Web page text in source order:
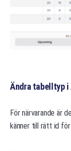
Ändra tabelltyp i
För närvarande är
känner till rätt id